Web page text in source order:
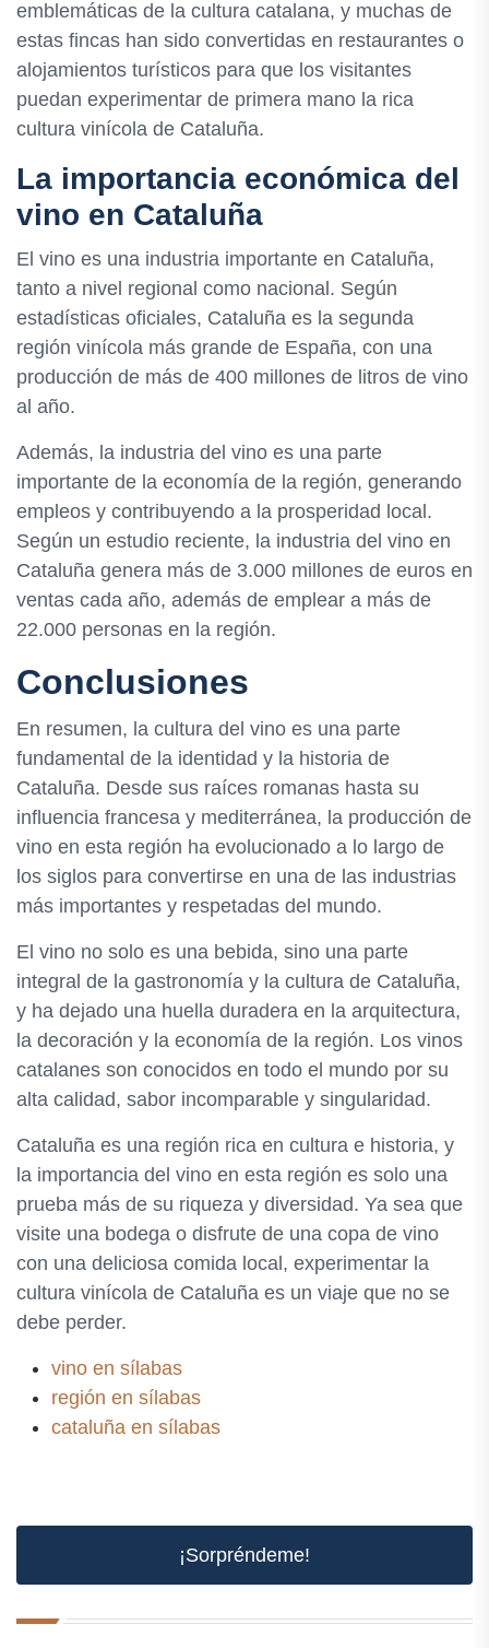
emblemáticas de la cultura catalana, y muchas de
estas fincas han sido convertidas en restaurantes o
alojamientos turísticos para que los visitantes
puedan experimentar de primera mano la rica
cultura vinícola de Cataluña.
La importancia económica del
vino en Cataluña
El vino es una industria importante en Cataluña,
tanto a nivel regional como nacional. Según
estadísticas oficiales, Cataluña es la segunda
región vinícola más grande de España, con una
producción de más de 400 millones de litros de vino
al año.
Además, la industria del vino es una parte
importante de la economía de la región, generando
empleos y contribuyendo a la prosperidad local.
Según un estudio reciente, la industria del vino en
Cataluña genera más de 3.000 millones de euros en
ventas cada año, además de emplear a más de
22.000 personas en la región.
Conclusiones
En resumen, la cultura del vino es una parte
fundamental de la identidad y la historia de
Cataluña. Desde sus raíces romanas hasta su
influencia francesa y mediterránea, la producción de
vino en esta región ha evolucionado a lo largo de
los siglos para convertirse en una de las industrias
más importantes y respetadas del mundo.
El vino no solo es una bebida, sino una parte
integral de la gastronomía y la cultura de Cataluña,
y ha dejado una huella duradera en la arquitectura,
la decoración y la economía de la región. Los vinos
catalanes son conocidos en todo el mundo por su
alta calidad, sabor incomparable y singularidad.
Cataluña es una región rica en cultura e historia, y
la importancia del vino en esta región es solo una
prueba más de su riqueza y diversidad. Ya sea que
visite una bodega o disfrute de una copa de vino
con una deliciosa comida local, experimentar la
cultura vinícola de Cataluña es un viaje que no se
debe perder.
vino en sílabas
región en sílabas
cataluña en sílabas
¡Sorpréndeme!